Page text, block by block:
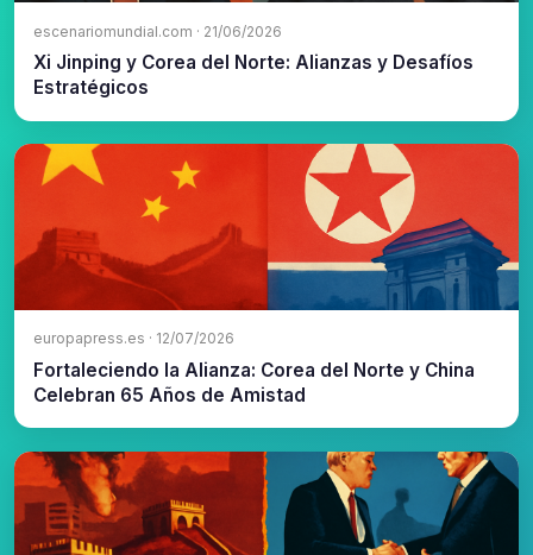
escenariomundial.com · 21/06/2026
Xi Jinping y Corea del Norte: Alianzas y Desafíos
Estratégicos
europapress.es · 12/07/2026
Fortaleciendo la Alianza: Corea del Norte y China
Celebran 65 Años de Amistad